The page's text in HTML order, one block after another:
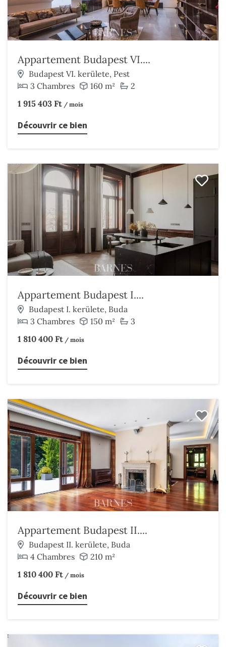
Appartement Budapest VI....
Budapest VI. kerülete, Pest
3 Chambres
160 m²
2
1 915 403 Ft / mois
Découvrir ce bien
Appartement Budapest I....
Budapest I. kerülete, Buda
3 Chambres
150 m²
3
1 810 400 Ft / mois
Découvrir ce bien
Appartement Budapest II....
Budapest II. kerülete, Buda
4 Chambres
210 m²
1 810 400 Ft / mois
Découvrir ce bien